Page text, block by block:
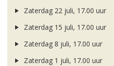
Zaterdag 22 juli, 17.00 uur
Zaterdag 15 juli, 17.00 uur
Zaterdag 8 juli, 17.00 uur
Zaterdag 1 juli, 17.00 uur